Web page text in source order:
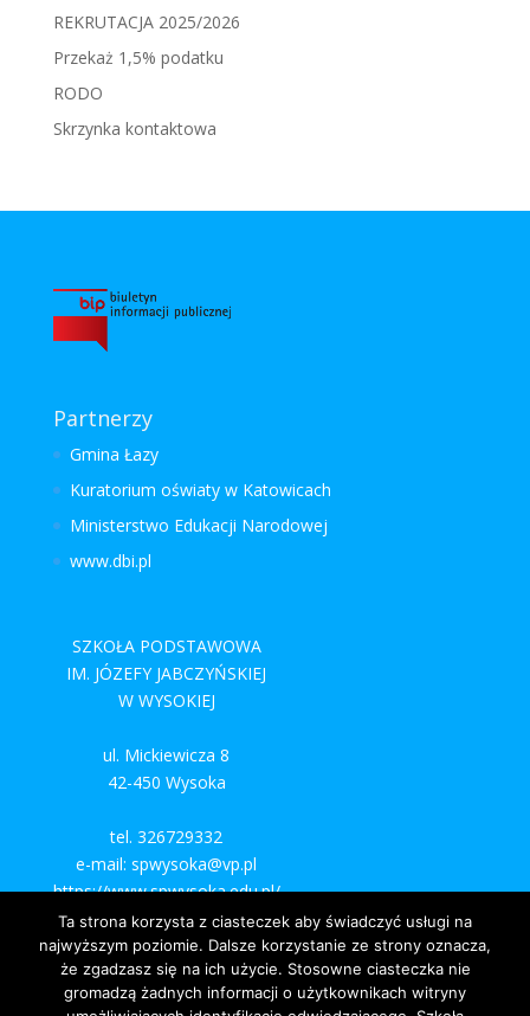
REKRUTACJA 2025/2026
Przekaż 1,5% podatku
RODO
Skrzynka kontaktowa
Partnerzy
Gmina Łazy
Kuratorium oświaty w Katowicach
Ministerstwo Edukacji Narodowej
www.dbi.pl
SZKOŁA PODSTAWOWA
IM. JÓZEFY JABCZYŃSKIEJ
W WYSOKIEJ
ul. Mickiewicza 8
42-450 Wysoka
tel. 326729332
e-mail: spwysoka@vp.pl
https://www.spwysoka.edu.pl/
Ta strona korzysta z ciasteczek aby świadczyć usługi na
najwyższym poziomie. Dalsze korzystanie ze strony oznacza,
że zgadzasz się na ich użycie. Stosowne ciasteczka nie
gromadzą żadnych informacji o użytkownikach witryny